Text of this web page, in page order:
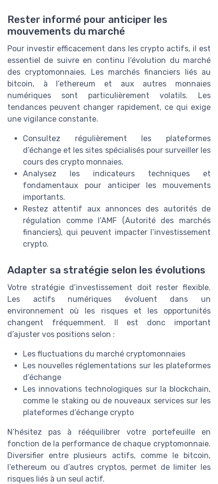
Rester informé pour anticiper les
mouvements du marché
Pour investir efficacement dans les crypto actifs, il est
essentiel de suivre en continu l’évolution du marché
des cryptomonnaies. Les marchés financiers liés au
bitcoin, à l’ethereum et aux autres monnaies
numériques sont particulièrement volatils. Les
tendances peuvent changer rapidement, ce qui exige
une vigilance constante.
Consultez régulièrement les plateformes
d’échange et les sites spécialisés pour surveiller les
cours des crypto monnaies.
Analysez les indicateurs techniques et
fondamentaux pour anticiper les mouvements
importants.
Restez attentif aux annonces des autorités de
régulation comme l’AMF (Autorité des marchés
financiers), qui peuvent impacter l’investissement
crypto.
Adapter sa stratégie selon les évolutions
Votre stratégie d’investissement doit rester flexible.
Les actifs numériques évoluent dans un
environnement où les risques et les opportunités
changent fréquemment. Il est donc important
d’ajuster vos positions selon :
Les fluctuations du marché cryptomonnaies
Les nouvelles réglementations sur les plateformes
d’échange
Les innovations technologiques sur la blockchain,
comme le staking ou de nouveaux services sur les
plateformes d’échange crypto
N’hésitez pas à rééquilibrer votre portefeuille en
fonction de la performance de chaque cryptomonnaie.
Diversifier entre plusieurs actifs, comme le bitcoin,
l’ethereum ou d’autres cryptos, permet de limiter les
risques liés à un seul actif.